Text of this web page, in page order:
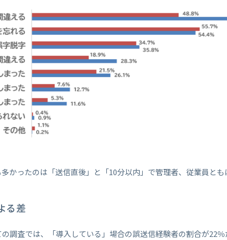
かったのは「送信直後」と「10分以内」で管理者、従業員と
る差
調査では、「導入している」場合の誤送信経験者の割合が22